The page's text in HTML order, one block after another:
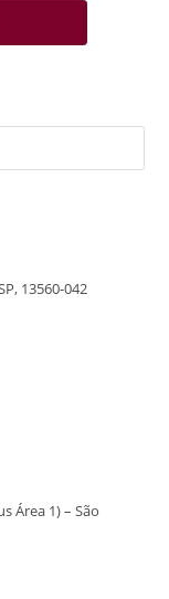
13560-042
Área 1) – São